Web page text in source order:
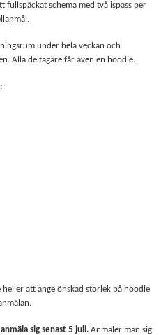
schema med två ispass per
under hela veckan och
Alla deltagare får även en hoodie.
att ange önskad storlek på hoodie
sig senast 5 juli. Anmäler man sig